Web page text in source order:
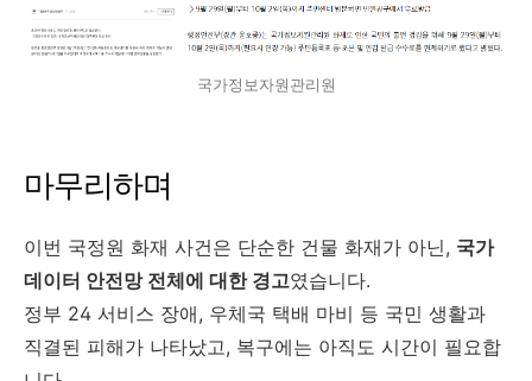
국가정보자원관리원
마무리하며
이번 국정원 화재 사건은 단순한 건물 화재가 아닌, 국가
데이터 안전망 전체에 대한 경고였습니다.
정부 24 서비스 장애, 우체국 택배 마비 등 국민 생활과
직결된 피해가 나타났고, 복구에는 아직도 시간이 필요합